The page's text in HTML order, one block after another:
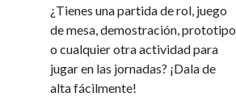
¿Tienes una partida de rol, juego
de mesa, demostración, prototipo
o cualquier otra actividad para
jugar en las jornadas? ¡Dala de
alta fácilmente!